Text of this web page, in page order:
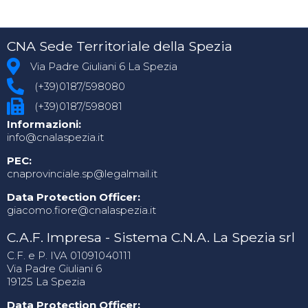
CNA Sede Territoriale della Spezia
Via Padre Giuliani 6 La Spezia
(+39)0187/598080
(+39)0187/598081
Informazioni:
info@cnalaspezia.it
PEC:
cnaprovinciale.sp@legalmail.it
Data Protection Officer:
giacomo.fiore@cnalaspezia.it
C.A.F. Impresa - Sistema C.N.A. La Spezia srl
C.F. e P. IVA 01091040111
Via Padre Giuliani 6
19125 La Spezia
Data Protection Officer: